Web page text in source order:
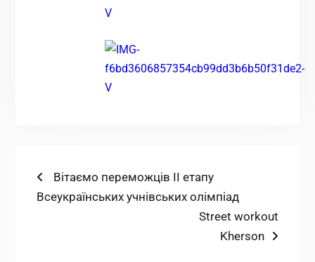
Навігація
записів
Попередній
запис:
Вітаємо переможців ІІ етапу
Всеукраїнських учнівських олімпіад
Наступний
запис:
Street workout
Kherson